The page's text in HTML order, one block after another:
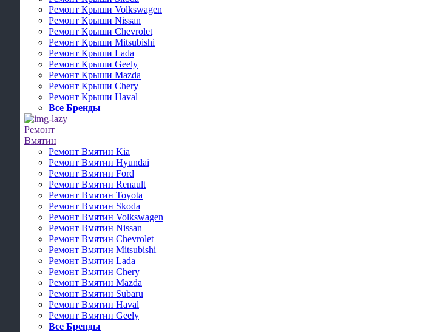
Ремонт Крыши Volkswagen
Ремонт Крыши Nissan
Ремонт Крыши Chevrolet
Ремонт Крыши Mitsubishi
Ремонт Крыши Lada
Ремонт Крыши Geely
Ремонт Крыши Mazda
Ремонт Крыши Chery
Ремонт Крыши Haval
Все Бренды
Ремонт
Вмятин
Ремонт Вмятин Kia
Ремонт Вмятин Hyundai
Ремонт Вмятин Ford
Ремонт Вмятин Renault
Ремонт Вмятин Toyota
Ремонт Вмятин Skoda
Ремонт Вмятин Volkswagen
Ремонт Вмятин Nissan
Ремонт Вмятин Chevrolet
Ремонт Вмятин Mitsubishi
Ремонт Вмятин Lada
Ремонт Вмятин Chery
Ремонт Вмятин Mazda
Ремонт Вмятин Subaru
Ремонт Вмятин Haval
Ремонт Вмятин Geely
Все Бренды